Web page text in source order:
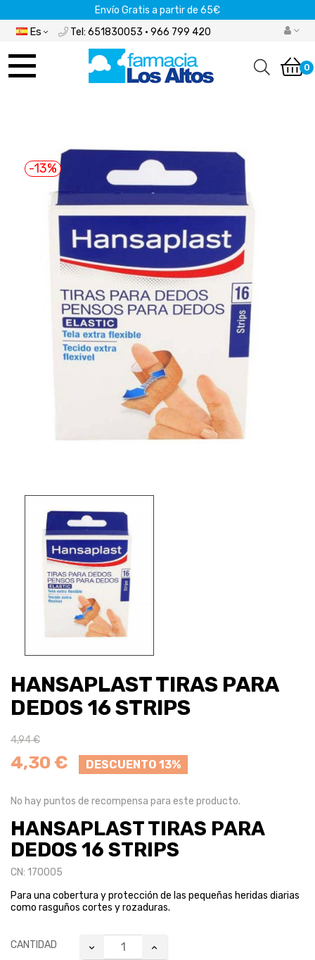
Envío Gratis a partir de 65€
Es Tel: 651830053 · 966 799 420
Navegación 0
-13%
HANSAPLAST TIRAS PARA
DEDOS 16 STRIPS
4,94 €
4,30 € DESCUENTO 13%
No hay puntos de recompensa para este producto.
HANSAPLAST TIRAS PARA
DEDOS 16 STRIPS
CN: 170005
Para una cobertura y protección de las pequeñas heridas diarias
como rasguños cortes y rozaduras.
CANTIDAD